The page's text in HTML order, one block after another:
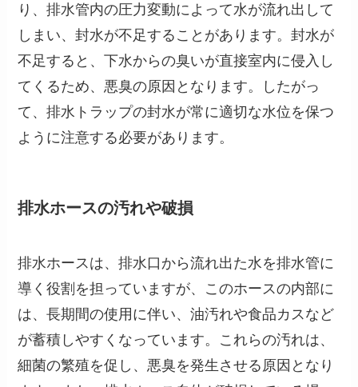
り、排水管内の圧力変動によって水が流れ出して
しまい、封水が不足することがあります。封水が
不足すると、下水からの臭いが直接室内に侵入し
てくるため、悪臭の原因となります。したがっ
て、排水トラップの封水が常に適切な水位を保つ
ように注意する必要があります。
排水ホースの汚れや破損
排水ホースは、排水口から流れ出た水を排水管に
導く役割を担っていますが、このホースの内部に
は、長期間の使用に伴い、油汚れや食品カスなど
が蓄積しやすくなっています。これらの汚れは、
細菌の繁殖を促し、悪臭を発生させる原因となり